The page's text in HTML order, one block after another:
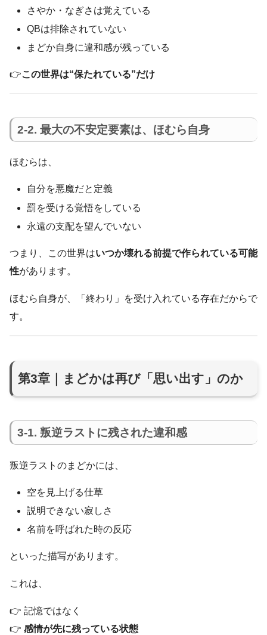
さやか・なぎさは覚えている
QBは排除されていない
まどか自身に違和感が残っている
👉この世界は“保たれている”だけ
2-2. 最大の不安定要素は、ほむら自身
ほむらは、
自分を悪魔だと定義
罰を受ける覚悟をしている
永遠の支配を望んでいない
つまり、この世界はいつか壊れる前提で作られている可能
性があります。
ほむら自身が、「終わり」を受け入れている存在だからで
す。
第3章｜まどかは再び「思い出す」のか
3-1. 叛逆ラストに残された違和感
叛逆ラストのまどかには、
空を見上げる仕草
説明できない寂しさ
名前を呼ばれた時の反応
といった描写があります。
これは、
👉 記憶ではなく
👉 感情が先に残っている状態